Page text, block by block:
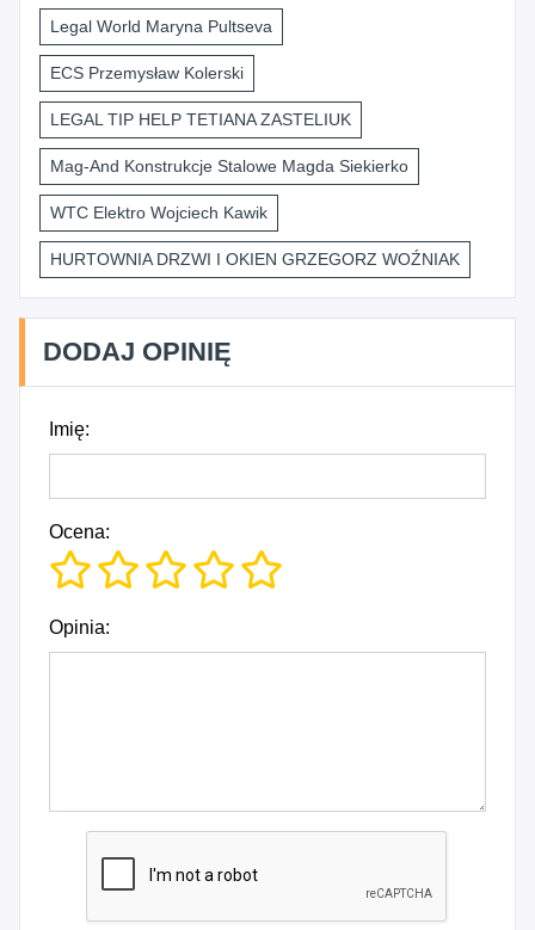
Legal World Maryna Pultseva
ECS Przemysław Kolerski
LEGAL TIP HELP TETIANA ZASTELIUK
Mag-And Konstrukcje Stalowe Magda Siekierko
WTC Elektro Wojciech Kawik
HURTOWNIA DRZWI I OKIEN GRZEGORZ WOŹNIAK
DODAJ OPINIĘ
Imię:
Ocena:
Opinia: